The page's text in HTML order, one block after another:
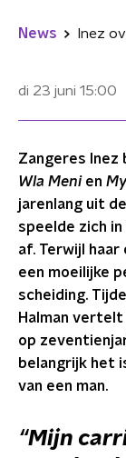
News
di 23 juni 15:00
Zangeres Inez
Wla Menien
jarenlang uit
speelde zich
af. Terwijl
een moeilijke
scheiding.
Halman
op
belangrijk het
van een man.
“Mijn